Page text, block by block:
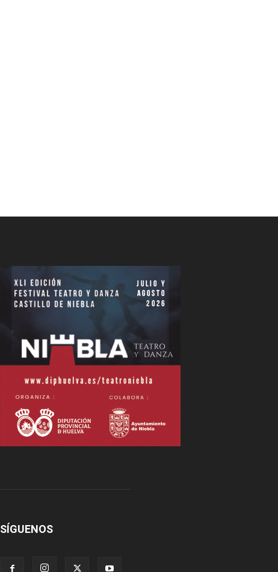
SÍGUENOS